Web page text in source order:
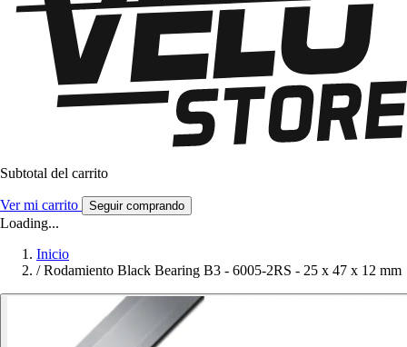
Subtotal del carrito
Ver mi carrito Seguir comprando
Loading...
Inicio
/ Rodamiento Black Bearing B3 - 6005-2RS - 25 x 47 x 12 mm